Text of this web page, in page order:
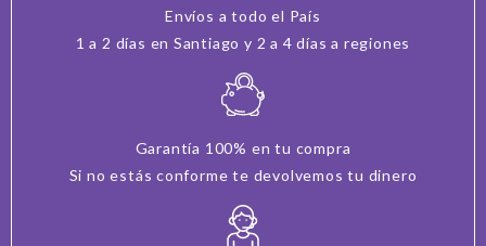
Envíos a todo el País
1 a 2 días en Santiago y 2 a 4 días a regiones
Garantía 100% en tu compra
Si no estás conforme te devolvemos tu dinero